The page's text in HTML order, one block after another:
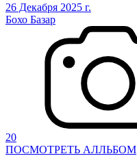
26 Декабря 2025 г.
Бохо Базар
20
ПОСМОТРЕТЬ АЛЛЬБОМ